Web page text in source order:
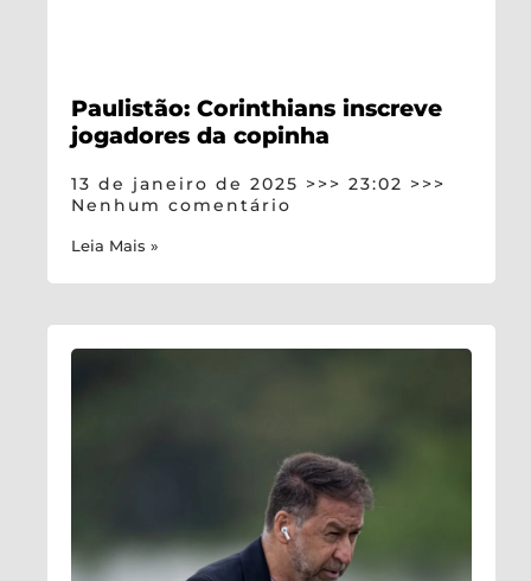
Paulistão: Corinthians inscreve
jogadores da copinha
13 de janeiro de 2025
23:02
Nenhum comentário
Leia Mais »